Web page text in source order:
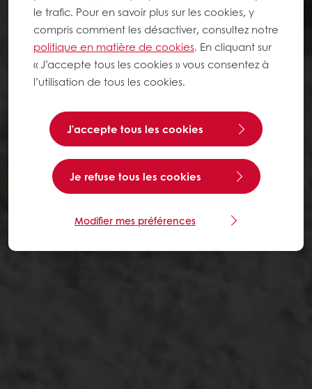
le trafic. Pour en savoir plus sur les cookies, y
compris comment les désactiver, consultez notre
politique en matière de cookies. En cliquant sur
« J’accepte tous les cookies » vous consentez à
l’utilisation de tous les cookies.
J’accepte tous les cookies
Je refuse tous les cookies
Modifier mes préférences